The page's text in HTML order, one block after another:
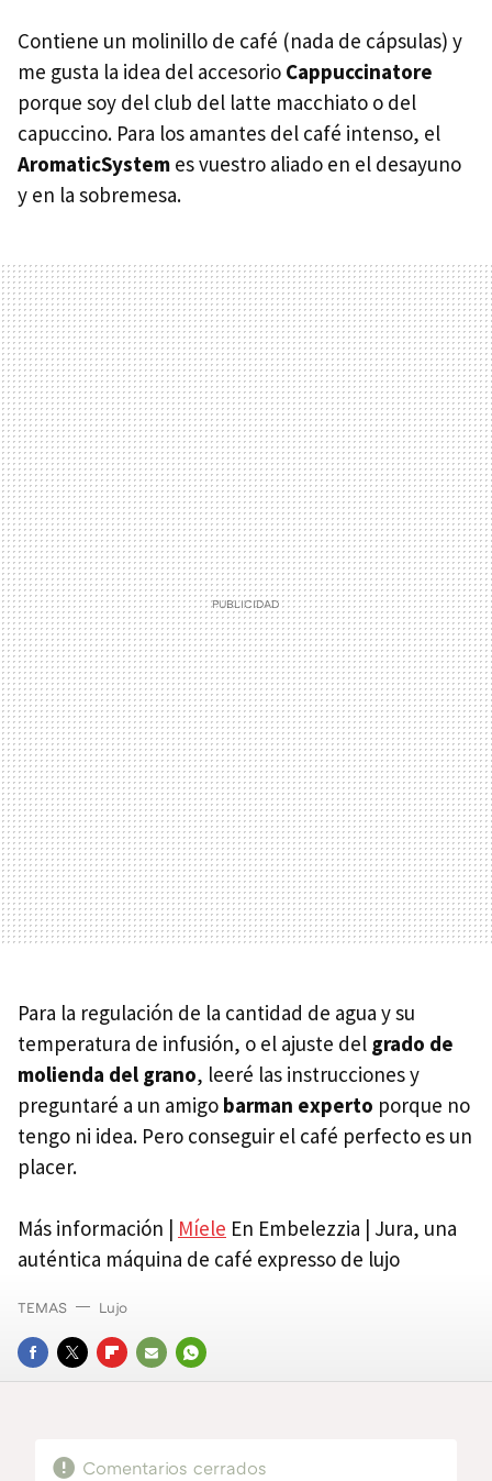
Contiene un molinillo de café (nada de cápsulas) y
me gusta la idea del accesorio Cappuccinatore
porque soy del club del latte macchiato o del
capuccino. Para los amantes del café intenso, el
AromaticSystem es vuestro aliado en el desayuno
y en la sobremesa.
Para la regulación de la cantidad de agua y su
temperatura de infusión, o el ajuste del grado de
molienda del grano, leeré las instrucciones y
preguntaré a un amigo barman experto porque no
tengo ni idea. Pero conseguir el café perfecto es un
placer.
Más información | Míele En Embelezzia | Jura, una
auténtica máquina de café expresso de lujo
FACEBOOK
TWITTERFLIPBOARD
E-
WHATSAPP
TEMAS Lujo
Comentarios cerrados